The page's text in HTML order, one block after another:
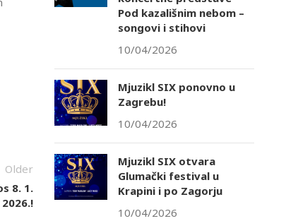
Older
8. 1.
2026.!
Pod kazališnim nebom –
songovi i stihovi
10/04/2026
Mjuzikl SIX ponovno u
Zagrebu!
10/04/2026
Mjuzikl SIX otvara
Glumački festival u
Krapini i po Zagorju
10/04/2026